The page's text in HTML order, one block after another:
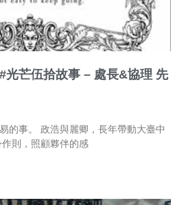
光芒伍拾故事 – 處長&協理 先
的事。 政浩與麗卿，長年帶動大臺中
則，照顧夥伴的感